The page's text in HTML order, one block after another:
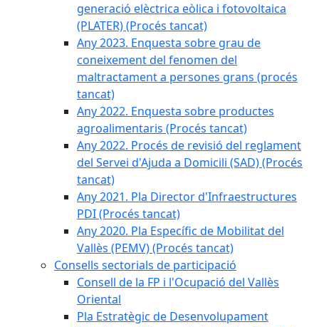
generació elèctrica eòlica i fotovoltaica
(PLATER) (Procés tancat)
Any 2023. Enquesta sobre grau de
coneixement del fenomen del
maltractament a persones grans (procés
tancat)
Any 2022. Enquesta sobre productes
agroalimentaris (Procés tancat)
Any 2022. Procés de revisió del reglament
del Servei d'Ajuda a Domicili (SAD) (Procés
tancat)
Any 2021. Pla Director d'Infraestructures
PDI (Procés tancat)
Any 2020. Pla Específic de Mobilitat del
Vallès (PEMV) (Procés tancat)
Consells sectorials de participació
Consell de la FP i l'Ocupació del Vallès
Oriental
Pla Estratègic de Desenvolupament